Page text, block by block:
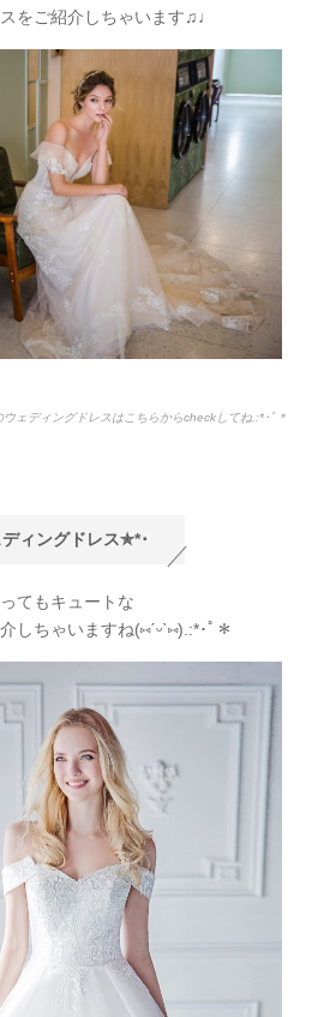
をご紹介しちゃいます♫♩
ェディングドレスはこちらからcheckしてね.:*･ﾟ＊
ィングドレス✯*･
てもキュートな
しちゃいますね(⑅ˊᵕˋ⑅).:*･ﾟ＊